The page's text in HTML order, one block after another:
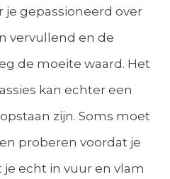
je gepassioneerd over
vervullend en de
de moeite waard. Het
kan echter een
zijn. Soms moet
proberen voordat je
echt in vuur en vlam